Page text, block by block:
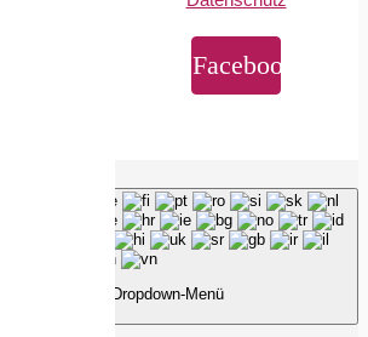
Facebook